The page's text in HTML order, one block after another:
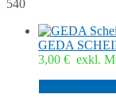
540
GEDA
3,00 € exkl.